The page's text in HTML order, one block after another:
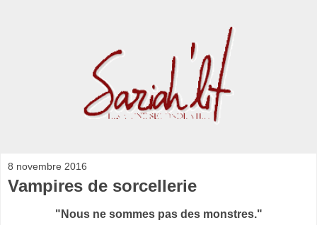
8 novembre 2016
Vampires de sorcellerie
"Nous ne sommes pas des monstres."